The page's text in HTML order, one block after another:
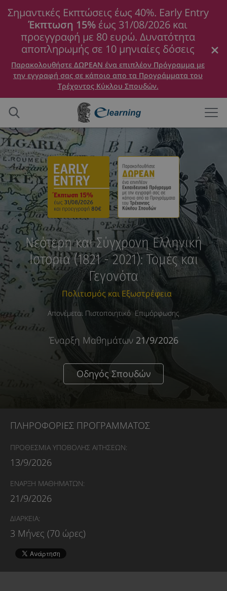
Σημαντικές Εκπτώσεις έως 40%. Early Entry
Έκπτωση 15% έως 31/08/2026 και
προεγγραφή με 80 ευρώ. Δυνατότητα
αποπληρωμής σε 10 μηνιαίες δόσεις
Παρακολουθήστε ΔΩΡΕΑΝ ένα επιπλέον Πρόγραμμα με
την εγγραφή σας σε κάποιο απο τα Προγράμματα του
Τρέχοντος Κύκλου Σπουδών.
Νεότερη και Σύγχρονη Ελληνική
Ιστορία (1821 - 2021): Τομές και
Γεγονότα
Πολιτισμός και Εξωστρέφεια
Απονέμεται Πιστοποιητικό Επιμόρφωσης
Έναρξη Μαθημάτων 21/9/2026
Οδηγός Σπουδών
ΠΛΗΡΟΦΟΡΙΕΣ ΠΡΟΓΡΑΜΜΑΤΟΣ
ΠΡΟΘΕΣΜΙΑ ΥΠΟΒΟΛΗΣ ΑΙΤΗΣΕΩΝ:
13/9/2026
ΕΝΑΡΞΗ ΜΑΘΗΜΑΤΩΝ:
21/9/2026
ΔΙΑΡΚΕΙΑ:
3 Μήνες (70 ώρες)